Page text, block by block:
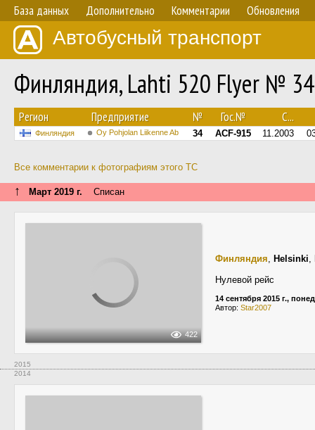
База данных Дополнительно Комментарии Обновления
Автобусный транспорт
Финляндия, Lahti 520 Flyer № 34
Регион Предприятие № Гос.№ С...
Финляндия Oy Pohjolan Liikenne Ab 34 ACF-915 11.2003
Все комментарии к фотографиям этого ТС
↑ Март 2019 г. Списан
422
Финляндия, Helsinki,
Нулевой рейс
14 сентября 2015 г.,
Автор: Star2007
2015
2014